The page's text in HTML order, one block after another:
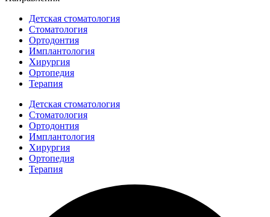
Детская стоматология
Стоматология
Ортодонтия
Имплантология
Хирургия
Ортопедия
Терапия
Детская стоматология
Стоматология
Ортодонтия
Имплантология
Хирургия
Ортопедия
Терапия